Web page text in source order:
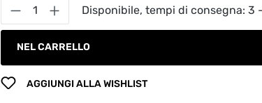
Quantità del prodotto: inserisci
Disponibile, tempi di consegna: 3
NEL CARRELLO
AGGIUNGI ALLA WISHLIST